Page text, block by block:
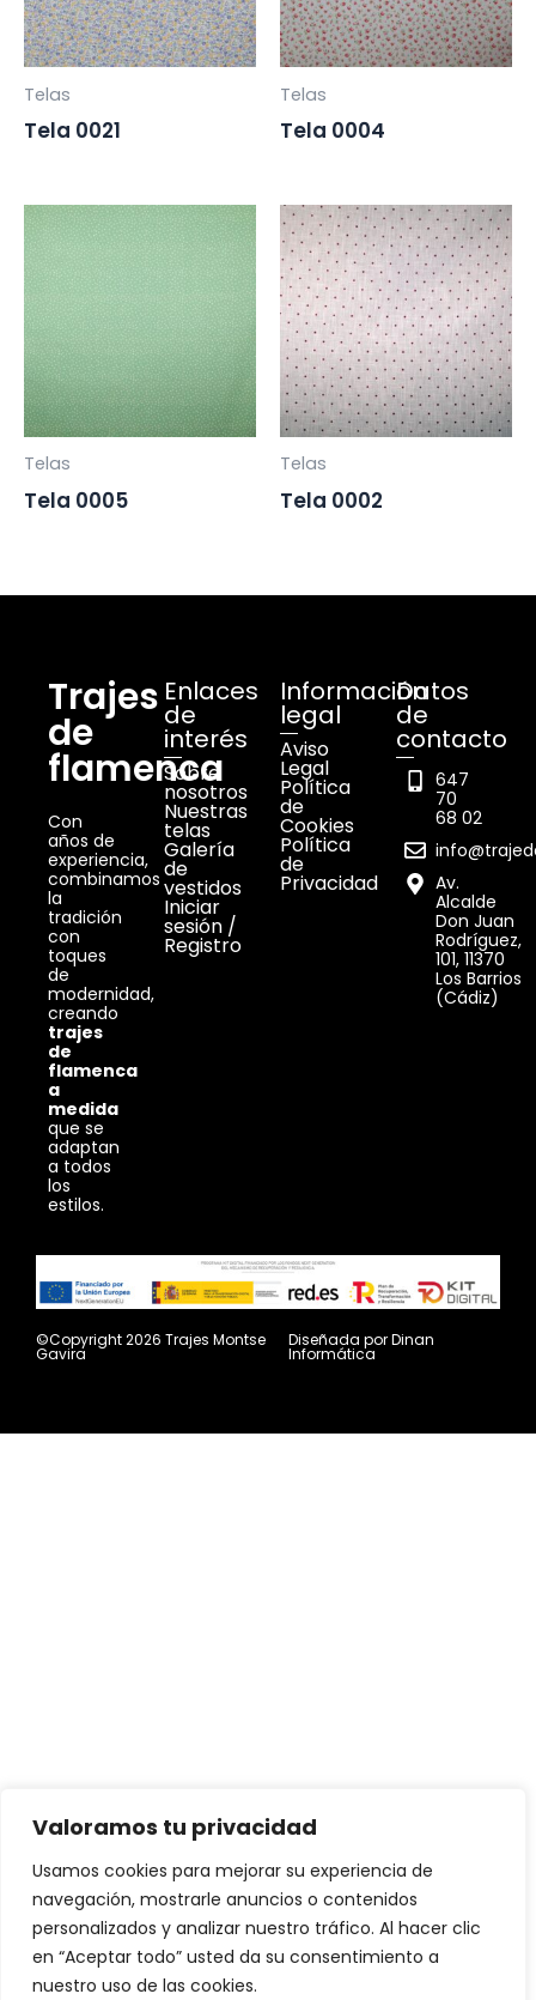
Valoramos tu privacidad
Usamos cookies para mejorar su experiencia de
navegación, mostrarle anuncios o contenidos
personalizados y analizar nuestro tráfico. Al hacer clic
en “Aceptar todo” usted da su consentimiento a
nuestro uso de las cookies.
Telas
Tela 0021
Telas
Tela 0004
Telas
Tela 0005
Telas
Tela 0002
Trajes
de
flamenca
Con
años de
experiencia,
combinamos
la
tradición
con
toques
de
modernidad,
creando
trajes
de
flamenca
a
medida
que se
adaptan
a todos
los
estilos.
Enlaces
de
interés
Sobre
nosotros
Nuestras
telas
Galería
de
vestidos
Iniciar
sesión /
Registro
Información
legal
Aviso
Legal
Política
de
Cookies
Política
de
Privacidad
Datos
de
contacto
647
70
68 02
Av.
Alcalde
Don Juan
Rodríguez,
101, 11370
Los Barrios
(Cádiz)
©Copyright 2026 Trajes Montse
Gavira
Diseñada porDinan
Informática